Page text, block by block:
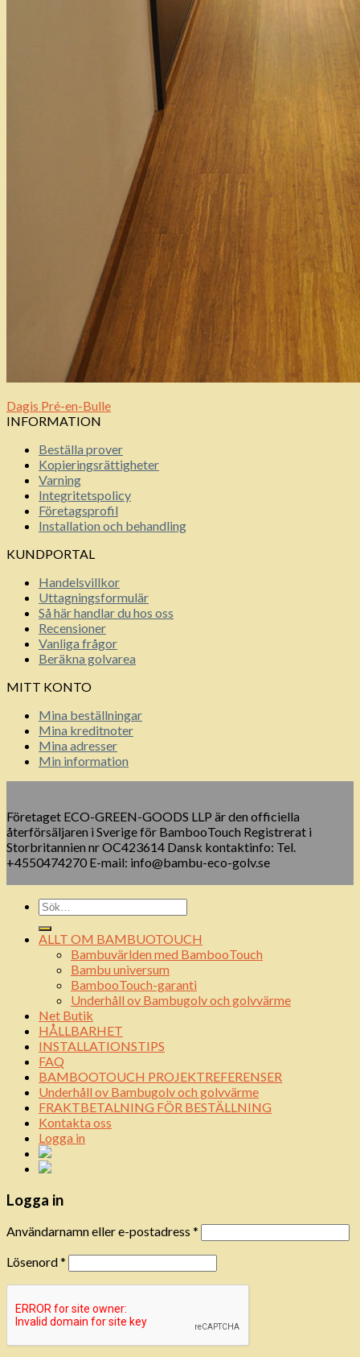
Dagis Pré-en-Bulle
INFORMATION
Beställa prover
Kopieringsrättigheter
Varning
Integritetspolicy
Företagsprofil
Installation och behandling
KUNDPORTAL
Handelsvillkor
Uttagningsformulär
Så här handlar du hos oss
Recensioner
Vanliga frågor
Beräkna golvarea
MITT KONTO
Mina beställningar
Mina kreditnoter
Mina adresser
Min information
Företaget ECO-GREEN-GOODS LLP är den officiella
återförsäljaren i Sverige för BambooTouch Registrerat i
Storbritannien nr OC423614 Dansk kontaktinfo: Tel.
+4550474270 E-mail: info@bambu-eco-golv.se
ALLT OM BAMBUOTOUCH
Bambuvärlden med BambooTouch
Bambu universum
BambooTouch-garanti
Underhåll ov Bambugolv och golvvärme
Net Butik
HÅLLBARHET
INSTALLATIONSTIPS
FAQ
BAMBOOTOUCH PROJEKTREFERENSER
Underhåll ov Bambugolv och golvvärme
FRAKTBETALNING FÖR BESTÄLLNING
Kontakta oss
Logga in
Logga in
Användarnamn eller e-postadress *
Lösenord*